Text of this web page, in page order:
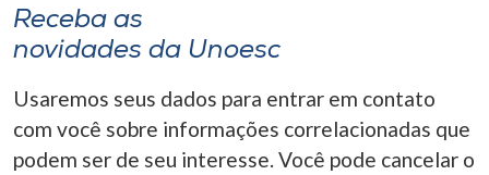
Receba as
novidades da Unoesc
Usaremos seus dados para entrar em contato
com você sobre informações correlacionadas que
podem ser de seu interesse. Você pode cancelar o